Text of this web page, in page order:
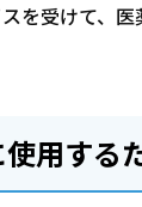
を受けて、医
用する